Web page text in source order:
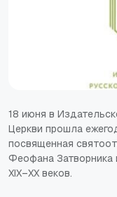
18 июня в
Церкви прошла
посвященная
Феофана Затворника
XIX–XX веков.